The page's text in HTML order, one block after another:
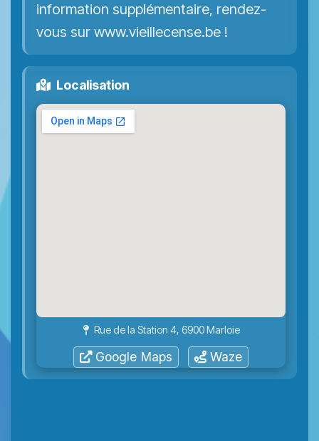
information supplémentaire, rendez-
vous sur www.vieillecense.be !
Localisation
Rue de la Station 4, 6900 Marloie
Google Maps Waze